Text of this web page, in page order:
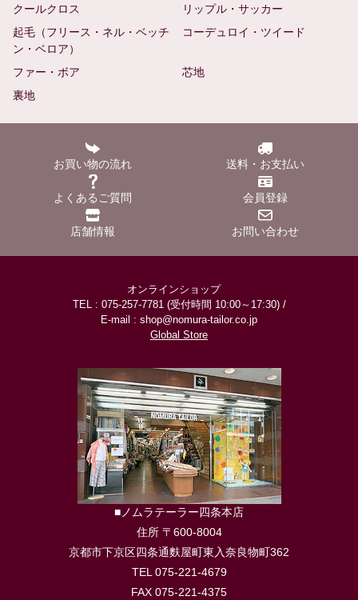
クールクロス
リップル・サッカー
起毛（フリース・ネル・ベッチ
ン・ベロア）
コーデュロイ・ツイード
ファー・ボア
芯地
裏地
お買い物の流れ 送料・お支払い
よくあるご質問 会員登録
店舗情報 お問い合わせ
オンラインショップ
TEL : 075-257-7781 (受付時間 10:00～17:30) /
E-mail : shop@nomura-tailor.co.jp
Global Store
■ノムラテーラー四条本店
住所 〒600-8004
京都市下京区四条通麩屋町東入奈良物町362
TEL 075-221-4679
FAX 075-221-4375